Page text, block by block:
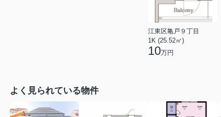
江東区亀戸９丁目
1K (25.52㎡)
10万円
よく見られている物件